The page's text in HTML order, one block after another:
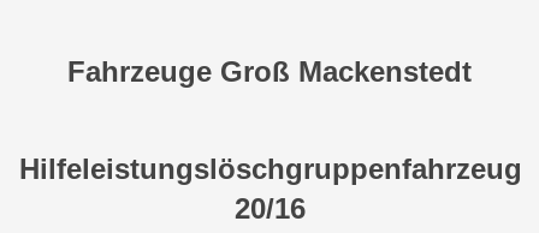
Fahrzeuge Groß Mackenstedt
Hilfeleistungslöschgruppenfahrzeug
20/16